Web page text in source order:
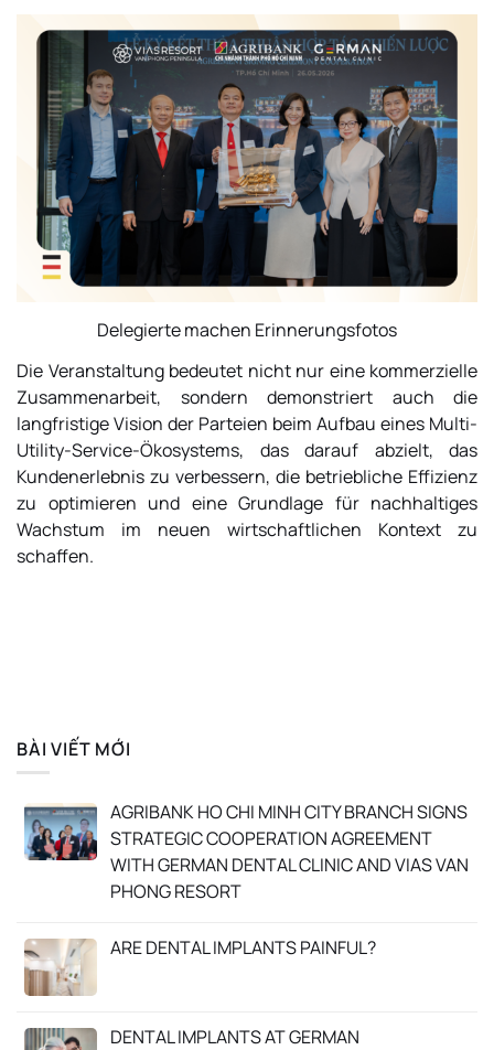
Delegierte machen Erinnerungsfotos
Die Veranstaltung bedeutet nicht nur eine kommerzielle
Zusammenarbeit, sondern demonstriert auch die
langfristige Vision der Parteien beim Aufbau eines Multi-
Utility-Service-Ökosystems, das darauf abzielt, das
Kundenerlebnis zu verbessern, die betriebliche Effizienz
zu optimieren und eine Grundlage für nachhaltiges
Wachstum im neuen wirtschaftlichen Kontext zu
schaffen.
BÀI VIẾT MỚI
AGRIBANK HO CHI MINH CITY BRANCH SIGNS
STRATEGIC COOPERATION AGREEMENT
WITH GERMAN DENTAL CLINIC AND VIAS VAN
PHONG RESORT
ARE DENTAL IMPLANTS PAINFUL?
DENTAL IMPLANTS AT GERMAN